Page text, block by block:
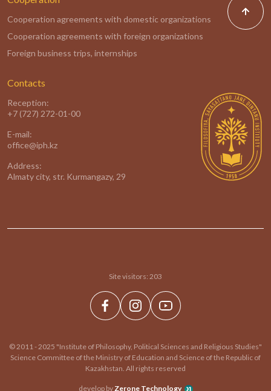
Cooperation agreements with domestic organizations
Cooperation agreements with foreign organizations
Foreign business trips, internships
Contacts
Reception:
+7 (727) 272-01-00
E-mail:
office@iph.kz
Address:
Almaty city, str. Kurmangazy, 29
Site visitors: 203
© 2011 - 2025 "Institute of Philosophy, Political Sciences and Religious Studies"
Science Committee of the Ministry of Education and Science of the Republic of
Kazakhstan. All rights reserved
develop byZerone Technology